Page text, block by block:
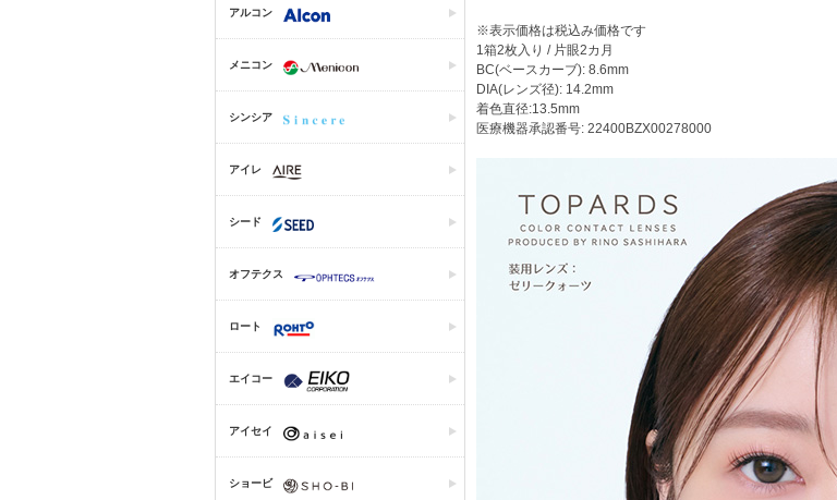
アルコン
メニコン
シンシア
アイレ
シード
オフテクス
ロート
エイコー
アイセイ
ショービ
※表示価格は税込み価格です
1箱2枚入り / 片眼2カ月
BC(ベースカーブ): 8.6mm
DIA(レンズ径): 14.2mm
着色直径:13.5mm
医療機器承認番号: 22400BZX00278000